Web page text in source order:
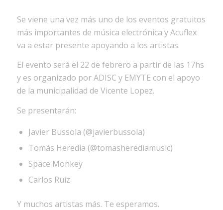
Se viene una vez más uno de los eventos gratuitos
más importantes de música electrónica y Acuflex
va a estar presente apoyando a los artistas.
El evento será el 22 de febrero a partir de las 17hs
y es organizado por ADISC y EMYTE con el apoyo
de la municipalidad de Vicente Lopez.
Se presentarán:
Javier Bussola (@javierbussola)
Tomás Heredia (@tomasherediamusic)
Space Monkey
Carlos Ruiz
Y muchos artistas más. Te esperamos.